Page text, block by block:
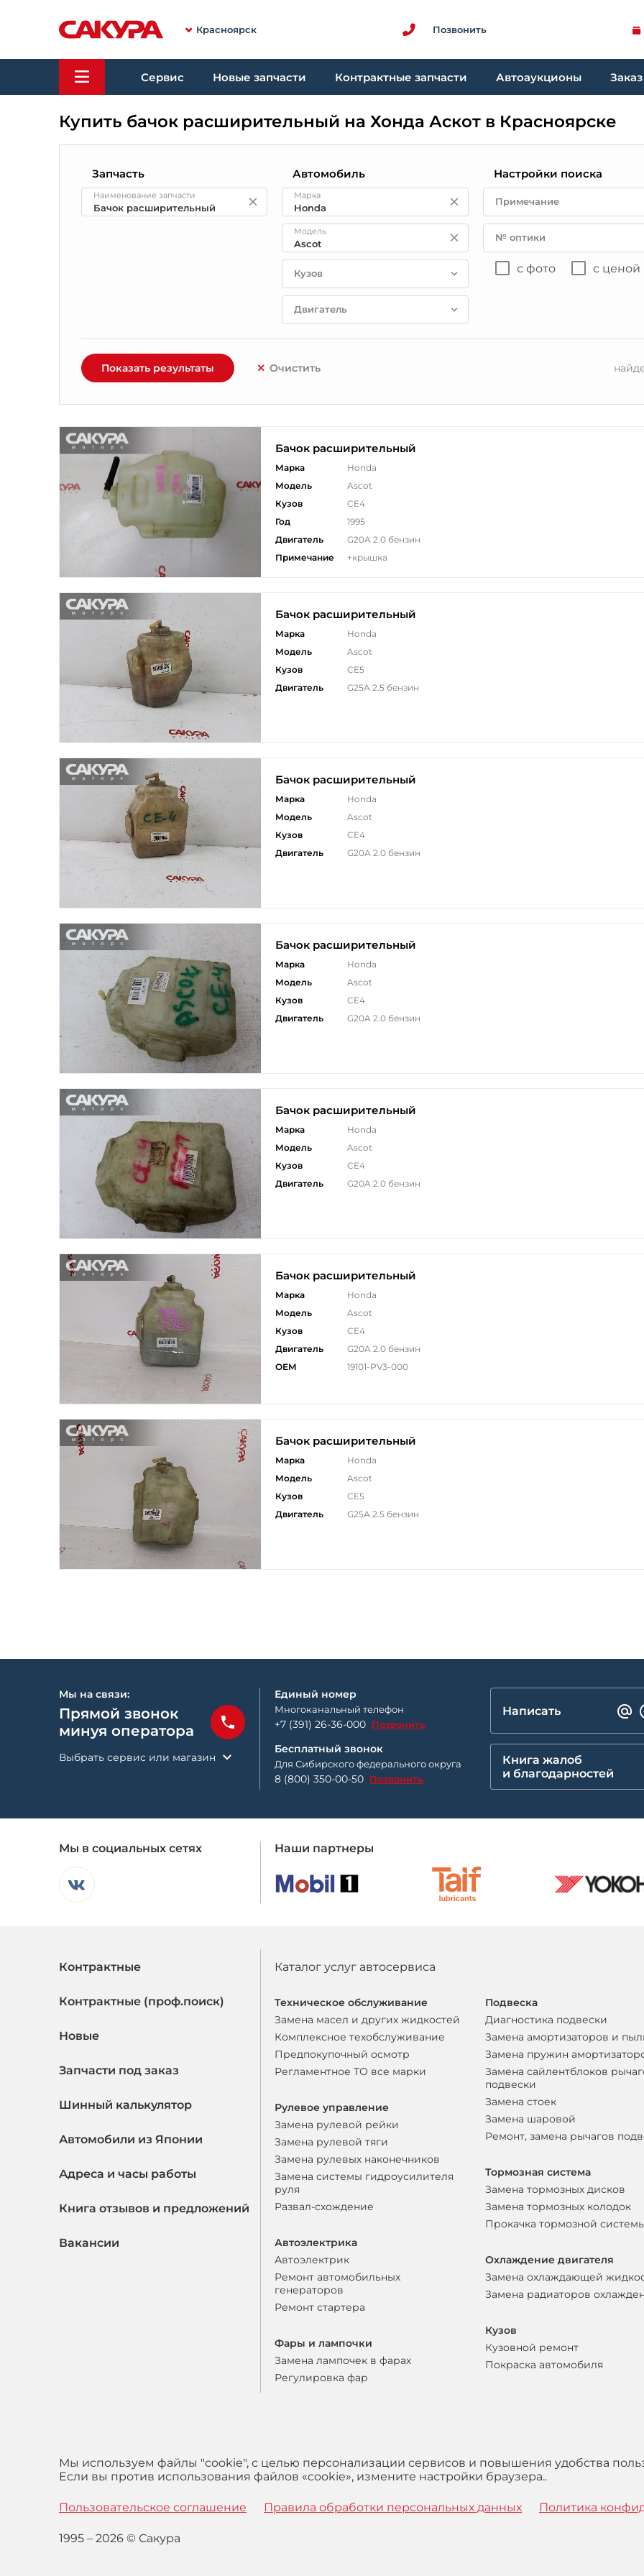
Красноярск Позвонить
Сервис Новые запчасти Контрактные запчасти Автоаукционы
Купить бачок расширительный на Хонда Аскот в Красноярске
Запчасть
Наименование запчасти
Автомобиль
Марка
Модель
Кузов
Двигатель
Настройки поиска
Примечание
№ оптики
с фото с ценой
Показать результаты Очистить
Бачок расширительный
Марка
Honda
Модель
Ascot
Кузов
CE4
Год
1995
Двигатель
G20A 2.0 бензин
Примечание
+крышка
Бачок расширительный
Марка
Honda
Модель
Ascot
Кузов
CE5
Двигатель
G25A 2.5 бензин
Бачок расширительный
Марка
Honda
Модель
Ascot
Кузов
CE4
Двигатель
G20A 2.0 бензин
Бачок расширительный
Марка
Honda
Модель
Ascot
Кузов
CE4
Двигатель
G20A 2.0 бензин
Бачок расширительный
Марка
Honda
Модель
Ascot
Кузов
CE4
Двигатель
G20A 2.0 бензин
Бачок расширительный
Марка
Honda
Модель
Ascot
Кузов
CE4
Двигатель
G20A 2.0 бензин
ОЕМ
19101-PV3-000
Бачок расширительный
Марка
Honda
Модель
Ascot
Кузов
CE5
Двигатель
G25A 2.5 бензин
Мы на связи:
Прямой звонок
минуя оператора
Выбрать сервис или магазин
Единый номер
Многоканальный телефон
+7 (391) 26-36-000 Позвонить
Бесплатный звонок
Для Сибирского федерального округа
8 (800) 350-00-50 Позвонить
Написать
Книга жалоб
и благодарностей
Мы в социальных сетях Наши партнеры
Контрактные
Контрактные (проф.поиск)
Новые
Запчасти под заказ
Шинный калькулятор
Автомобили из Японии
Адреса и часы работы
Книга отзывов и предложений
Вакансии
Каталог услуг автосервиса
Техническое обслуживание
Замена масел и других жидкостей
Комплексное техобслуживание
Предпокупочный осмотр
Регламентное ТО все марки
Рулевое управление
Замена рулевой рейки
Замена рулевой тяги
Замена рулевых наконечников
Замена системы гидроусилителя
руля
Развал-схождение
Автоэлектрика
Автоэлектрик
Ремонт автомобильных
генераторов
Ремонт стартера
Фары и лампочки
Замена лампочек в фарах
Регулировка фар
Подвеска
Диагностика подвески
Замена амортизаторов и
Замена пружин
Замена сайлентблоков
подвески
Замена стоек
Замена шаровой
Ремонт, замена рычагов
Тормозная система
Замена тормозных дисков
Замена тормозных колодок
Прокачка тормозной
Охлаждение двигателя
Замена охлаждающей
Замена радиаторов
Кузов
Кузовной ремонт
Покраска автомобиля
Мы используем файлы "cookie", с целью персонализации сервисов и повышения удобства
Если вы против использования файлов «cookie», измените настройки браузера..
Пользовательское соглашение Правила обработки персональных данных Политика
1995 – 2026 © Сакура